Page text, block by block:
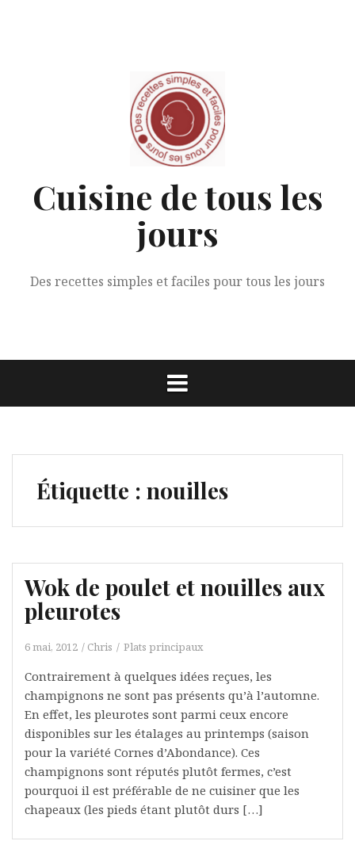
Cuisine de tous les
jours
Des recettes simples et faciles pour tous les jours
Étiquette : nouilles
Wok de poulet et nouilles aux
pleurotes
6 mai, 2012 Chris Plats principaux
Contrairement à quelques idées reçues, les
champignons ne sont pas présents qu’à l’automne.
En effet, les pleurotes sont parmi ceux encore
disponibles sur les étalages au printemps (saison
pour la variété Cornes d’Abondance). Ces
champignons sont réputés plutôt fermes, c’est
pourquoi il est préférable de ne cuisiner que les
chapeaux (les pieds étant plutôt durs […]